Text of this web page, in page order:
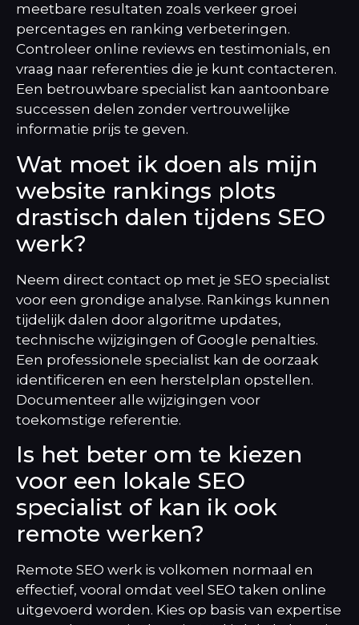
meetbare resultaten zoals verkeer groei
percentages en ranking verbeteringen.
Controleer online reviews en testimonials, en
vraag naar referenties die je kunt contacteren.
Een betrouwbare specialist kan aantoonbare
successen delen zonder vertrouwelijke
informatie prijs te geven.
Wat moet ik doen als mijn
website rankings plots
drastisch dalen tijdens SEO
werk?
Neem direct contact op met je SEO specialist
voor een grondige analyse. Rankings kunnen
tijdelijk dalen door algoritme updates,
technische wijzigingen of Google penalties.
Een professionele specialist kan de oorzaak
identificeren en een herstelplan opstellen.
Documenteer alle wijzigingen voor
toekomstige referentie.
Is het beter om te kiezen
voor een lokale SEO
specialist of kan ik ook
remote werken?
Remote SEO werk is volkomen normaal en
effectief, vooral omdat veel SEO taken online
uitgevoerd worden. Kies op basis van expertise